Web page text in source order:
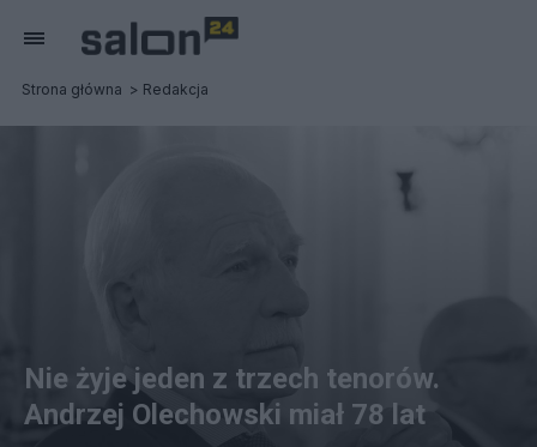
Strona główna Redakcja
Nie żyje jeden z trzech tenorów.
Andrzej Olechowski miał 78 lat